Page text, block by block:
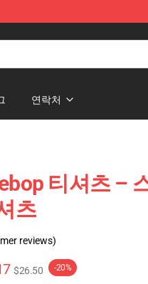
연락처
티셔츠 –
츠
reviews)
$26.50 -20%